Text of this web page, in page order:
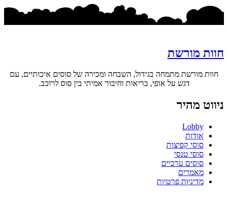
חוות מורשת
חוות מורשת מתמחה בגידול, השבחה ומכירה של סוסים איכותיים, עם
דגש על אופי, בריאות וחיבור אמיתי בין סוס לרוכב.
ניווט מהיר
Lobby
אודות
סוסי קפיצות
סוסי טנסי
סוסים ערביים
מאמרים
מדיניות פרטיות